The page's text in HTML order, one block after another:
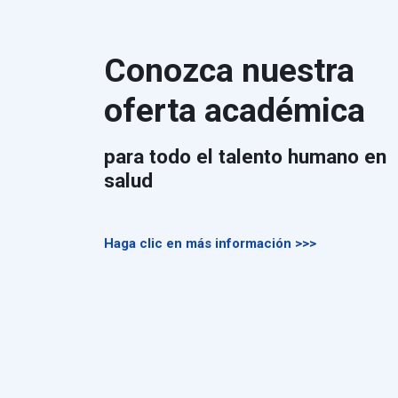
Conozca nuestra
oferta académica
para todo el talento humano en
salud
Haga clic en más información >>>